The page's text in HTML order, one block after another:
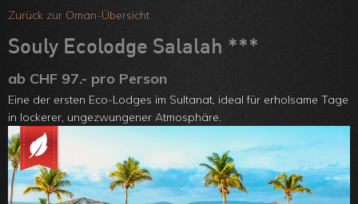
Über uns
Kontakt
ARVB
Zurück zur Oman-Übersicht
Souly Ecolodge Salalah ***
ab CHF 97.- pro Person
Eine der ersten Eco-Lodges im Sultanat, ideal für erholsame Tage
in lockerer, ungezwungener Atmosphäre.